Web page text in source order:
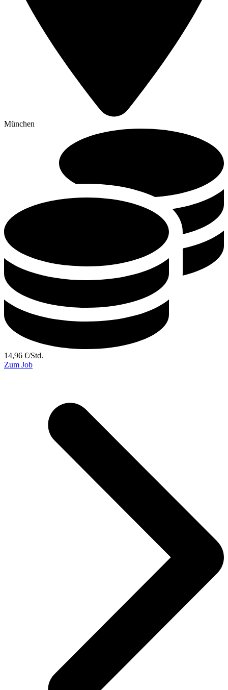
München
14,96 €/Std.
Zum Job